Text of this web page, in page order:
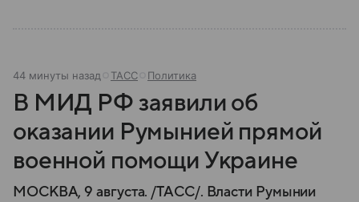
44 минуты назад ТАСС Политика
В МИД РФ заявили об
оказании Румынией прямой
военной помощи Украине
МОСКВА, 9 августа. /ТАСС/. Власти Румынии